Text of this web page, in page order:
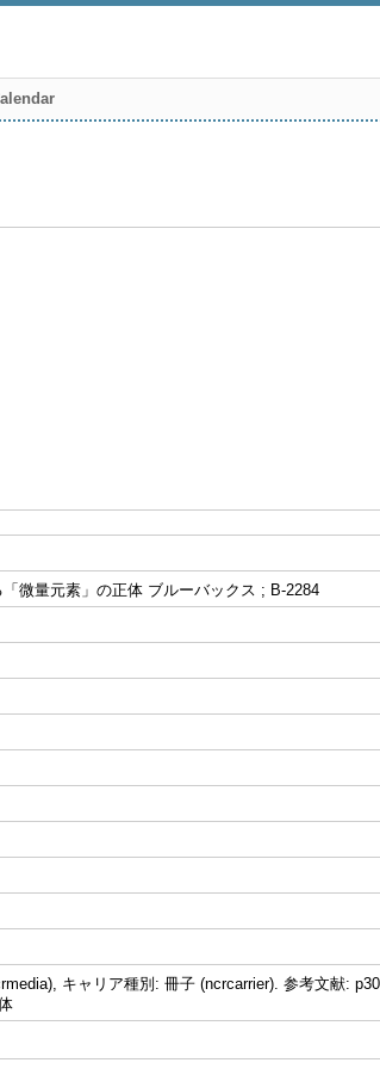
微量元素」の正体 ブルーバックス ; B-2284
キャリア種別: 冊子 (ncrcarrier). 参考文献: